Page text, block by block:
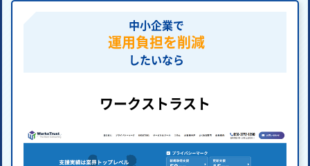
中小企業で
運用負担を削減
したいなら
ワークストラスト